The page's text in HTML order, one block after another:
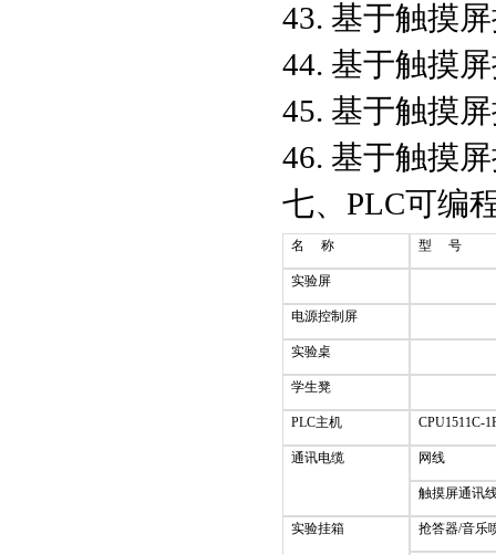
43. 基于触摸
44. 基于触摸
45. 基于触摸
46. 基于触摸
七、PLC可编
名 称 型 号
实验屏
电源控制屏
实验桌
学生凳
PLC主机 CPU1511C-
通讯电缆 网线
触摸屏通讯
实验挂箱 抢答器/音乐